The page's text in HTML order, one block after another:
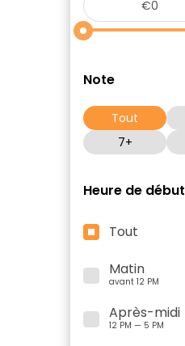
Note
Tout
7+
Heure de début
Tout
Matin
avant 12 PM
Après-midi
12 PM — 5 PM